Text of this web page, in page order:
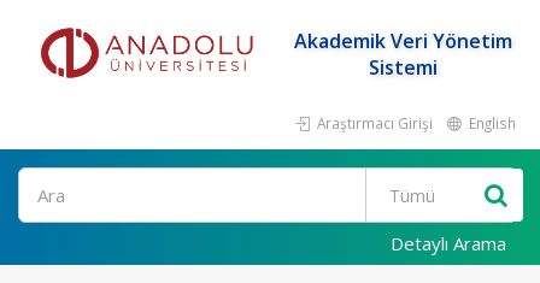
Akademik Veri Yönetim
Sistemi
Araştırmacı Girişi English
Ara
Detaylı Arama